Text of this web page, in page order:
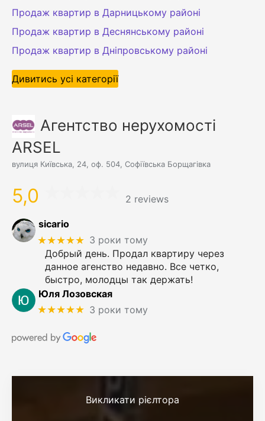
Продаж квартир в Дарницькому районі
Продаж квартир в Деснянському районі
Продаж квартир в Дніпровському районі
Дивитись усі категорії
Агентство нерухомості
ARSEL
вулиця Київська, 24, оф. 504, Софіївська Борщагівка
5,0 2 reviews
sicario
★★★★★ 3 роки тому
Добрый день. Продал квартиру через
данное агенство недавно. Все четко,
быстро, молодцы так держать!
Юля Лозовская
★★★★★ 3 роки тому
Викликати рієлтора